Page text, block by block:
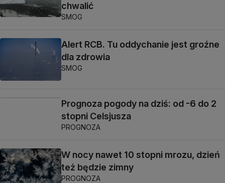
chwalić
SMOG
Alert RCB. Tu oddychanie jest groźne
dla zdrowia
SMOG
Prognoza pogody na dziś: od -6 do 2
stopni Celsjusza
PROGNOZA
W nocy nawet 10 stopni mrozu, dzień
też będzie zimny
PROGNOZA